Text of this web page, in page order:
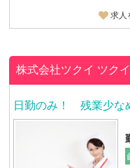
求人
株式会社ツクイ ツク
日勤のみ！ 残業少